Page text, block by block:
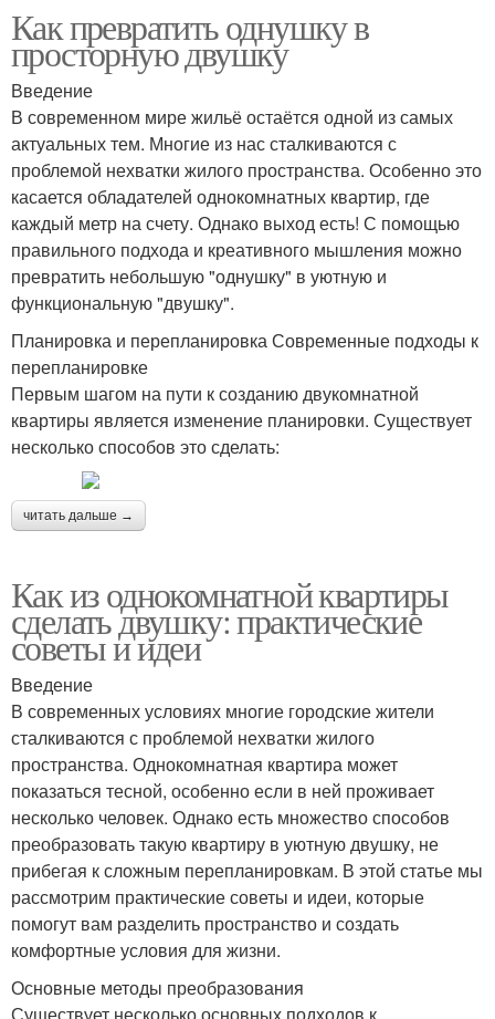
Как превратить однушку в
просторную двушку
Введение
В современном мире жильё остаётся одной из самых
актуальных тем. Многие из нас сталкиваются с
проблемой нехватки жилого пространства. Особенно это
касается обладателей однокомнатных квартир, где
каждый метр на счету. Однако выход есть! С помощью
правильного подхода и креативного мышления можно
превратить небольшую "однушку" в уютную и
функциональную "двушку".
Планировка и перепланировка Современные подходы к
перепланировке
Первым шагом на пути к созданию двукомнатной
квартиры является изменение планировки. Существует
несколько способов это сделать:
читать дальше →
Как из однокомнатной квартиры
сделать двушку: практические
советы и идеи
Введение
В современных условиях многие городские жители
сталкиваются с проблемой нехватки жилого
пространства. Однокомнатная квартира может
показаться тесной, особенно если в ней проживает
несколько человек. Однако есть множество способов
преобразовать такую квартиру в уютную двушку, не
прибегая к сложным перепланировкам. В этой статье мы
рассмотрим практические советы и идеи, которые
помогут вам разделить пространство и создать
комфортные условия для жизни.
Основные методы преобразования
Существует несколько основных подходов к